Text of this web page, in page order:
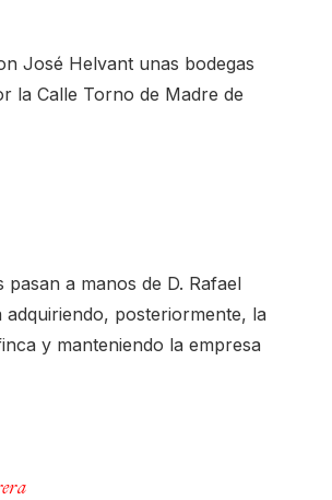
José Helvant unas bodegas
la Calle Torno de Madre de
pasan a manos de D. Rafael
adquiriendo, posteriormente, la
y manteniendo la empresa